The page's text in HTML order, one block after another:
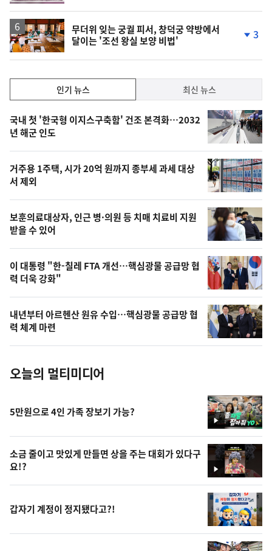
일
무더위 잊는 궁궐 피서, 창덕궁 약방에서
달이는 '조선 왕실 보양 비법'
하
락
3
기,
최
신,
오
늘
의
영
상
오
늘
의
사
진
인기 뉴스 최신 뉴스
인
기
뉴
스
국내 첫 '한국형 이지스구축함' 건조 본격화…2032
년 해군 인도
거주용 1주택, 시가 20억 원까지 종부세 과세 대상
서 제외
보훈의료대상자, 인근 병·의원 등 치매 치료비 지원
받을 수 있어
이 대통령 "한-칠레 FTA 개선…핵심광물 공급망 협
력 더욱 강화"
내년부터 아르헨산 원유 수입…핵심광물 공급망 협
력 체계 마련
오늘의 멀티미디어
영
상
5만원으로 4인 가족 장보기 가능?
영
상
소금 줄이고 맛있게 만들면 상을 주는 대회가 있다구
요!?
갑자기 계정이 정지됐다고?!